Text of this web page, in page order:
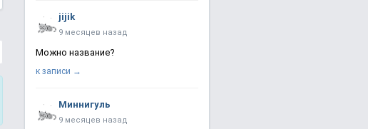
jijik
9 месяцев назад
Можно название?
к записи →
Миннигуль
9 месяцев назад